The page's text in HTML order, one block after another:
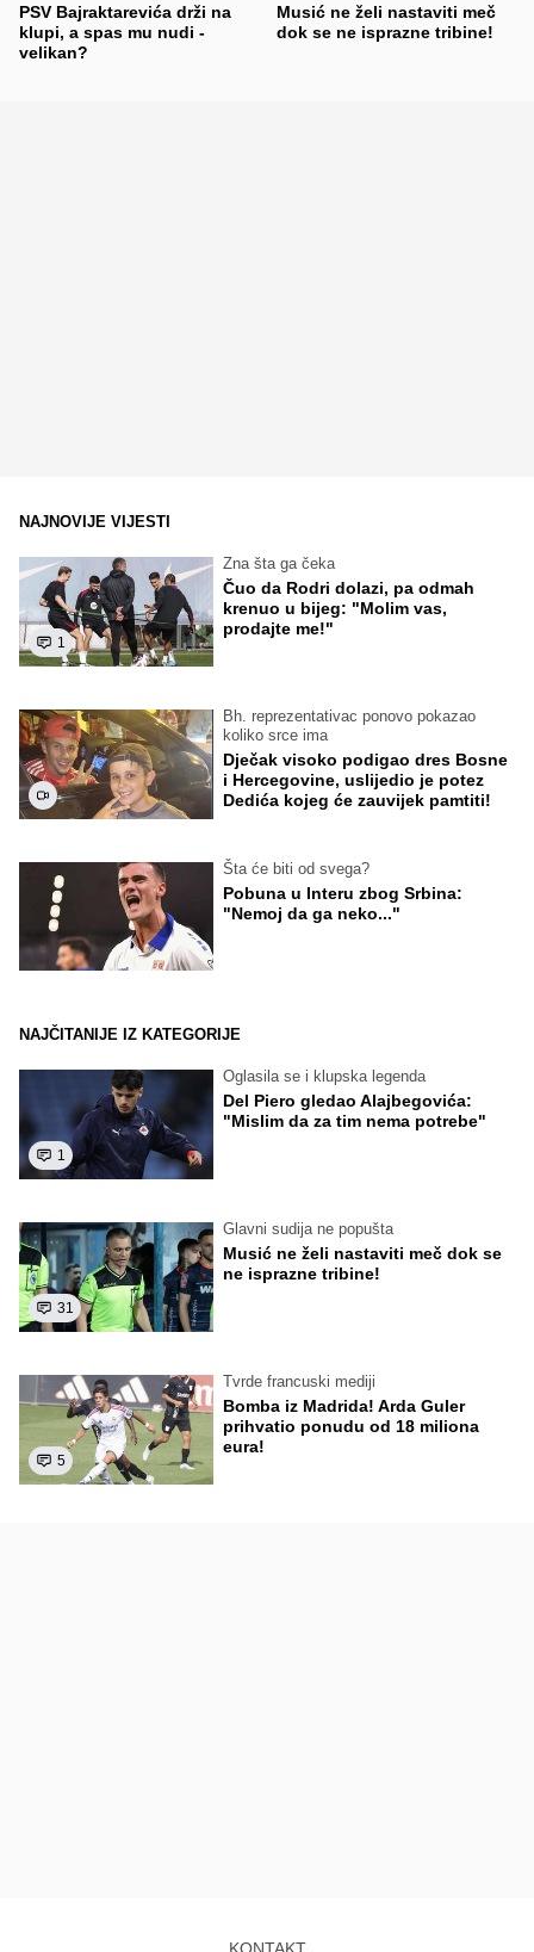
PSV Bajraktarevića drži na
klupi, a spas mu nudi -
velikan?
Musić ne želi nastaviti meč
dok se ne isprazne tribine!
NAJNOVIJE VIJESTI
1
Zna šta ga čeka
Čuo da Rodri dolazi, pa odmah
krenuo u bijeg: "Molim vas,
prodajte me!"
Bh. reprezentativac ponovo pokazao
koliko srce ima
Dječak visoko podigao dres Bosne
i Hercegovine, uslijedio je potez
Dedića kojeg će zauvijek pamtiti!
Šta će biti od svega?
Pobuna u Interu zbog Srbina:
"Nemoj da ga neko..."
NAJČITANIJE IZ KATEGORIJE
1
Oglasila se i klupska legenda
Del Piero gledao Alajbegovića:
"Mislim da za tim nema potrebe"
31
Glavni sudija ne popušta
Musić ne želi nastaviti meč dok se
ne isprazne tribine!
5
Tvrde francuski mediji
Bomba iz Madrida! Arda Guler
prihvatio ponudu od 18 miliona
eura!